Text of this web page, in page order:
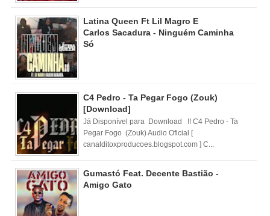
Latina Queen Ft Lil Magro E
Carlos Sacadura - Ninguém Caminha
Só
C4 Pedro - Ta Pegar Fogo (Zouk)
[Download]
Já Disponível para Download !! C4 Pedro - Ta
Pegar Fogo (Zouk) Audio Oficial [
canalditoxproducoes.blogspot.com ] C...
Gumastó Feat. Decente Bastião -
Amigo Gato